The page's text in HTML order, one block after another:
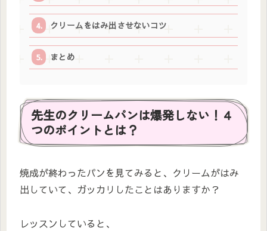
クリームをはみ出させないコツ
まとめ
先生のクリームパンは爆発しない！４
つのポイントとは？
焼成が終わったパンを見てみると、クリームがはみ
出していて、ガッカリしたことはありますか？
レッスンしていると、